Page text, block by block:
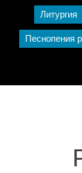
Литургия
Песнопения